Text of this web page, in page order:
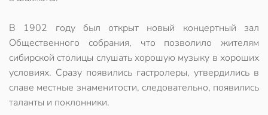
В 1902 году был открыт новый концертный зал
Общественного собрания, что позволило жителям
сибирской столицы слушать хорошую музыку в хороших
условиях. Сразу появились гастролеры, утвердились в
славе местные знаменитости, следовательно, появились
таланты и поклонники.